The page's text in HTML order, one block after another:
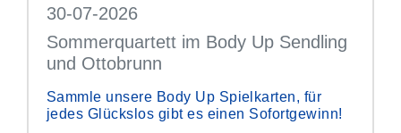
30-07-2026
Sommerquartett im Body Up Sendling
und Ottobrunn
Sammle unsere Body Up Spielkarten, für
jedes Glückslos gibt es einen Sofortgewinn!